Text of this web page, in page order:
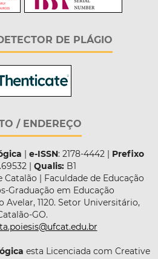
DE PLÁGIO
/ ENDEREÇO
| e-ISSN: 2178-4442 | Prefixo
| Qualis:B1
Catalão | Faculdade de Educação
Graduação em Educação
1120. Setor Universitário,
GO.
esta Licenciada com Creative